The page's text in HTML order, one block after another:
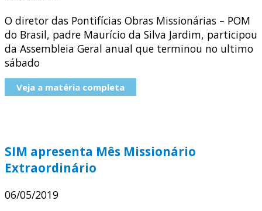
O diretor das Pontifícias Obras Missionárias – POM
do Brasil, padre Maurício da Silva Jardim, participou
da Assembleia Geral anual que terminou no ultimo
sábado
Veja a matéria completa
SIM apresenta Mês Missionário
Extraordinário
06/05/2019